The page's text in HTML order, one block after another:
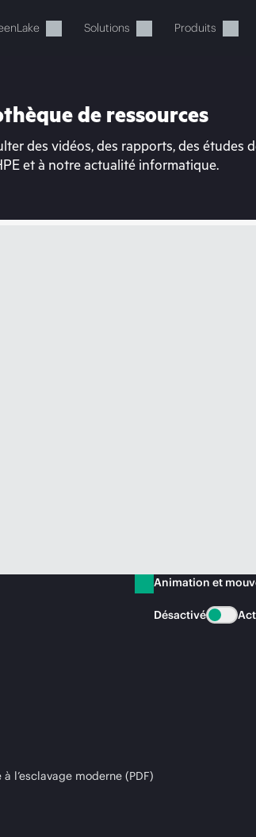
Solutions Produits
est actuellement
de ressources
des vidéos, des rapports, des études
et à notre actualité informatique.
l’esclavage moderne (PDF)
Animation et
Désactivé